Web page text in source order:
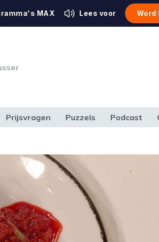
MAX Lees voor Word
Prijsvragen Puzzels Podcast